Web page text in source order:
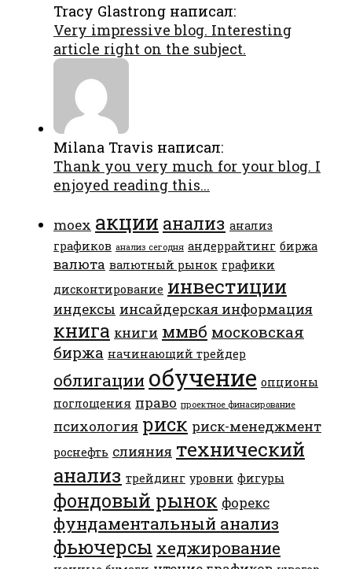
Tracy Glastrong написал:
Very impressive blog. Interesting
article right on the subject.
Milana Travis написал:
Thank you very much for your blog. I
enjoyed reading this...
moex акции анализ анализ
графиков анализ сегодня андеррайтинг биржа
валюта валютный рынок графики
дисконтирование инвестиции
индексы инсайдерская информация
книга книги ммвб московская
биржа начинающий трейдер
облигации обучение опционы
поглощения право проектное финасирование
психология риск риск-менеджмент
роснефть слияния технический
анализ трейдинг уровни фигуры
фондовый рынок форекс
фундаментальный анализ
фьючерсы хеджирование